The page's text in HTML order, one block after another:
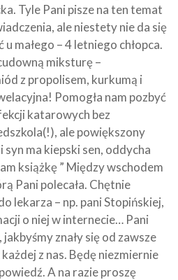
Tyle Pani pisze na ten temat
ale niestety nie da się
małego – 4 letniego chłopca.
miksturę –
z propolisem, kurkumą i
Pomogła nam pozbyć
katarowych bez
ale powiększony
syn ma kiepski sen, oddycha
książkę ” Między wschodem
Pani polecała. Chętnie
lekarza – np. pani Stopińskiej,
o niej w internecie… Pani
znały się od zawsze
z nas. Będę niezmiernie
A na razie proszę